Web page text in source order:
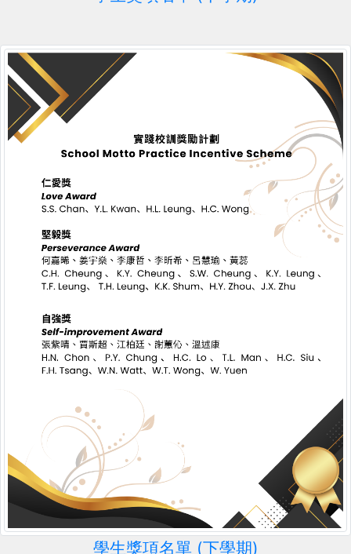
學生獎項名單 (下學期)